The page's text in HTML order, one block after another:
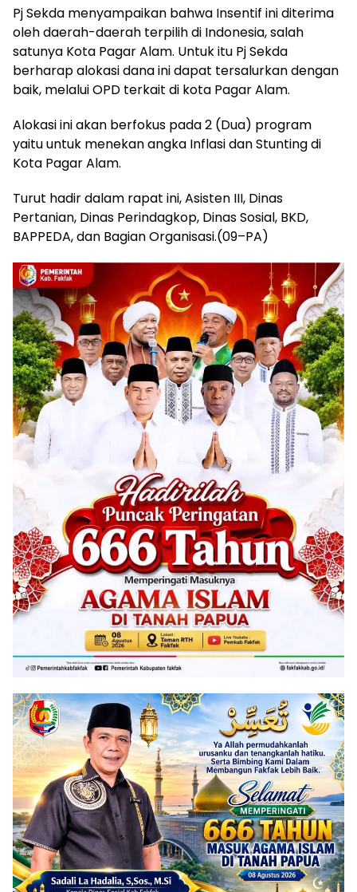
Pj Sekda menyampaikan bahwa Insentif ini diterima
oleh daerah-daerah terpilih di Indonesia, salah
satunya Kota Pagar Alam. Untuk itu Pj Sekda
berharap alokasi dana ini dapat tersalurkan dengan
baik, melalui OPD terkait di kota Pagar Alam.
Alokasi ini akan berfokus pada 2 (Dua) program
yaitu untuk menekan angka Inflasi dan Stunting di
Kota Pagar Alam.
Turut hadir dalam rapat ini, Asisten III, Dinas
Pertanian, Dinas Perindagkop, Dinas Sosial, BKD,
BAPPEDA, dan Bagian Organisasi.(09–PA)